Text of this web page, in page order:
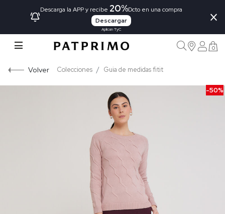
Descarga la APP y recibe 20%Dcto en una compra
Descargar
Aplican TyC
×
0
Volver Colecciones Guia de medidas fitit
-50%